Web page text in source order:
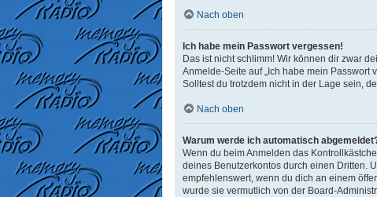
Nach oben
Ich habe mein Passwort vergessen!
Das ist nicht schlimm! Wir können dir zwar
Anmelde-Seite auf „Ich habe mein Passwort
Solltest du trotzdem nicht in der Lage sein,
Nach oben
Warum werde ich automatisch
Wenn du beim Anmelden das
deines Benutzerkontos durch einen Dritten.
empfehlenswert, wenn du dich an einem
wurde sie vermutlich von der Board-